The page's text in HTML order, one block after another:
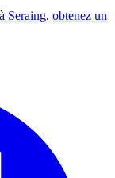
Seraing, obtenez un